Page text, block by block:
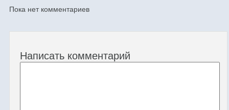
Пока нет комментариев
Написать комментарий